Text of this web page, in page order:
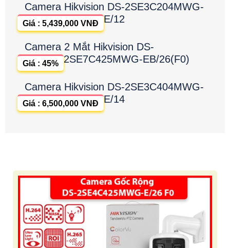
Camera Hikvision DS-2SE3C204MWG-
E/12
Giá : 5,439,000 VNĐ
Camera 2 Mắt Hikvision DS-
2SE7C425MWG-EB/26(F0)
Giá : 45%
Camera Hikvision DS-2SE3C404MWG-
E/14
Giá : 6,500,000 VNĐ